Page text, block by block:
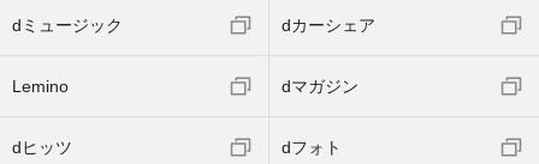
dミュージック dカーシェア
Lemino dマガジン
dヒッツ dフォト